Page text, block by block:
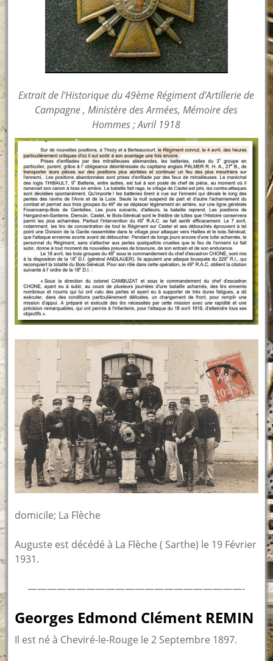
Extrait de l’Historique du 49ème Régiment d’Artillerie de
Campagne , Ministère des Armées, Mémoire des
Hommes ; Avril 1918
domicile; La Flèche
Auguste est décédé à La Flèche ( Sarthe) le 19 Février
1931.
——————————————————————-
Georges Edmond Clément REMIN
Il est né à Cheviré-le-Rouge le 2 Septembre 1897.